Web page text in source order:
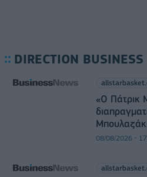
DIRECTION
«Ο Πάτρικ
08/08/2026 -